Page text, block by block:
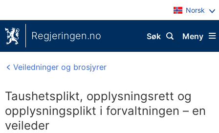
Norsk
Regjeringen.no Meny
Søk
Veiledninger og brosjyrer
Taushetsplikt, opplysningsrett og
opplysningsplikt i forvaltningen – en
veileder